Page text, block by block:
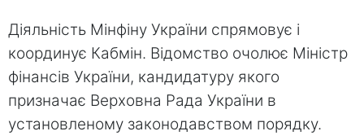
Діяльність Мінфіну України спрямовує і
координує Кабмін. Відомство очолює Міністр
фінансів України, кандидатуру якого
призначає Верховна Рада України в
установленому законодавством порядку.